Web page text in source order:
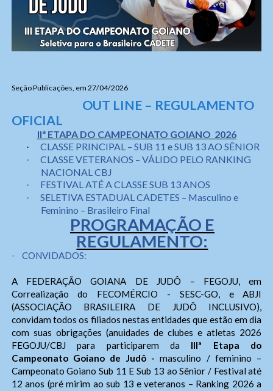
Seção Publicações, em 27/04/2026
OUT LINE – REGULAMENTO
OFICIAL
IIª ETAPA DO CAMPEONATO GOIANO 2026
· CLASSE PRINCIPAL – SUB 11 e SUB 13 AO SÊNIOR
·
CLASSE VETERANOS – VÁLIDO PELO RANKING
NACIONAL CBJ
· FESTIVAL ATÉ A CLASSE SUB 13 ANOS
·
SELETIVA ESTADUAL CADETES – Masculino e
Feminino – Brasileiro Final
PROGRAMAÇÃO E
REGULAMENTO:
· CONVIDADOS:
A FEDERAÇÃO GOIANA DE JUDÔ – FEGOJU, em
Correalização do FECOMÉRCIO - SESC-GO, e ABJI
(ASSOCIAÇÃO BRASILEIRA DE JUDÔ INCLUSIVO),
convidam todos os filiados nestas entidades que estão em dia
com suas obrigações (anuidades de clubes e atletas 2026
FEGOJU/CBJ para participarem da IIIª Etapa do
Campeonato Goiano de Judô -masculino / feminino –
Campeonato Goiano Sub 11 E Sub 13 ao Sênior / Festival até
12 anos (pré mirim ao sub 13 e veteranos – Ranking 2026 a